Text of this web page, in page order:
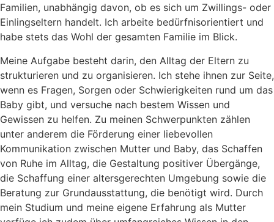
Familien, unabhängig davon, ob es sich um Zwillings- oder
Einlingseltern handelt. Ich arbeite bedürfnisorientiert und
habe stets das Wohl der gesamten Familie im Blick.
Meine Aufgabe besteht darin, den Alltag der Eltern zu
strukturieren und zu organisieren. Ich stehe ihnen zur Seite,
wenn es Fragen, Sorgen oder Schwierigkeiten rund um das
Baby gibt, und versuche nach bestem Wissen und
Gewissen zu helfen. Zu meinen Schwerpunkten zählen
unter anderem die Förderung einer liebevollen
Kommunikation zwischen Mutter und Baby, das Schaffen
von Ruhe im Alltag, die Gestaltung positiver Übergänge,
die Schaffung einer altersgerechten Umgebung sowie die
Beratung zur Grundausstattung, die benötigt wird. Durch
mein Studium und meine eigene Erfahrung als Mutter